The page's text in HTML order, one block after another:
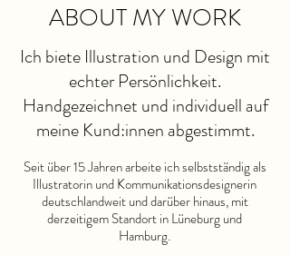
ABOUT MY WORK
Ich biete Illustration und Design mit
echter Persönlichkeit.
Handgezeichnet und individuell auf
meine Kund:innen abgestimmt.
Seit über 15 Jahren arbeite ich selbstständig als
Illustratorin und Kommunikationsdesignerin
deutschlandweit und darüber hinaus, mit
derzeitigem Standort in Lüneburg und
Hamburg.